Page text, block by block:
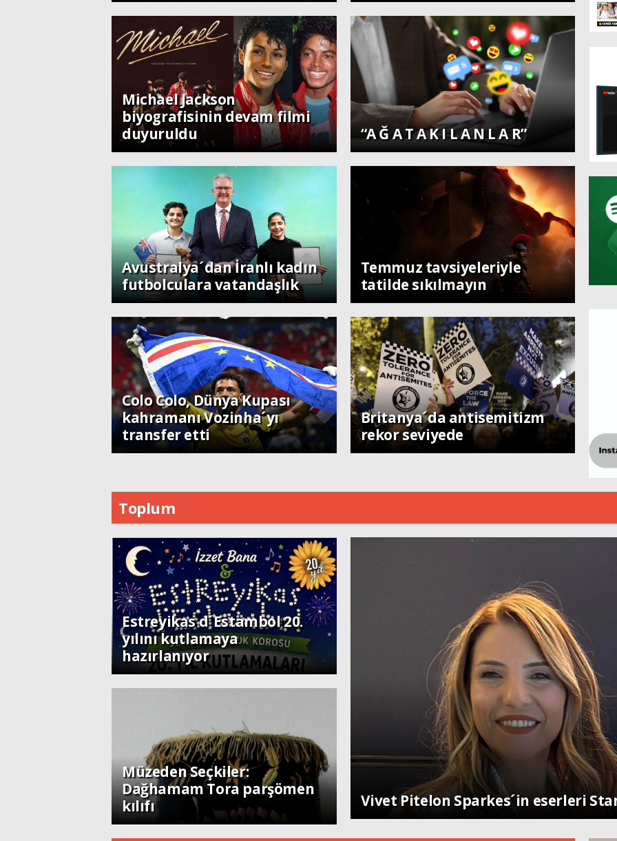
Dünya
Michael Jackson
biyografisinin devam filmi
duyuruldu
Diğer
“A Ğ A T A K I L A N L A R”
Dünya
Avustralya´dan İranlı kadın
futbolculara vatandaşlık
Temmuz tavsiyeleriyle
tatilde sıkılmayın
Spor
Colo Colo, Dünya Kupası
kahramanı Vozinha´yı
transfer etti
Dünya
Britanya´da antisemitizm
rekor seviyede
Toplum
Toplum
Estreyikas d´Estambol 20.
yılını kutlamaya
hazırlanıyor
Toplum
Müzeden Seçkiler:
Dağhamam Tora parşömen
kılıfı
Vivet Pitelon Sparkes´in eserleri